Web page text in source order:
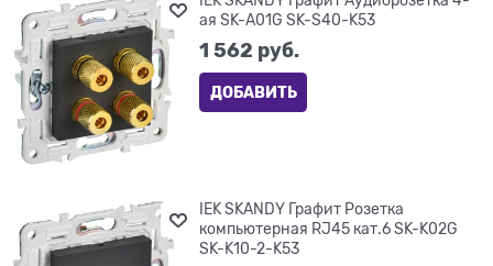
ая SK-A01G SK-S40-K53
1 562 руб.
ДОБАВИТЬ
IEK SKANDY Графит Розетка
компьютерная RJ45 кат.6 SK-K02G
SK-K10-2-K53